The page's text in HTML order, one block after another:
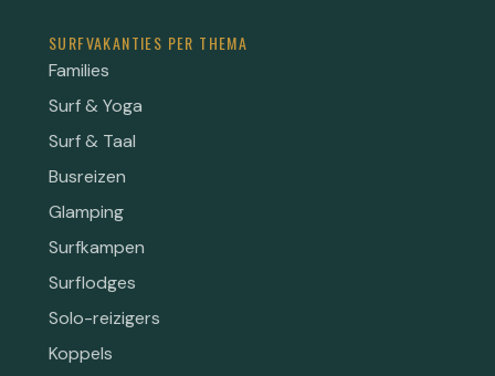
SURFVAKANTIES PER THEMA
Families
Surf & Yoga
Surf & Taal
Busreizen
Glamping
Surfkampen
Surflodges
Solo-reizigers
Koppels